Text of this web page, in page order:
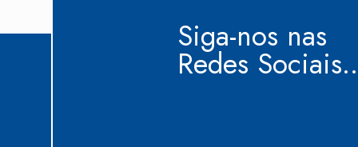
Siga-nos nas
Redes